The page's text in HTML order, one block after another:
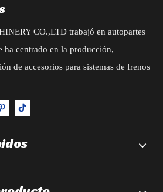
CO.,LTD trabajó en autopartes
ha centrado en la producción,
de accesorios para sistemas de frenos